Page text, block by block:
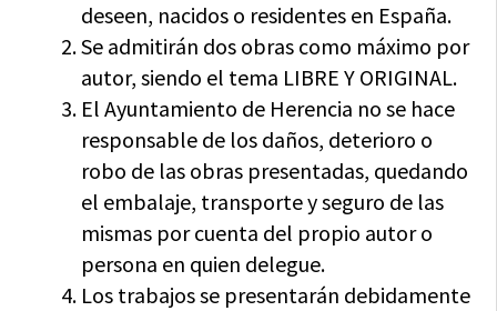
deseen, nacidos o residentes en España.
Se admitirán dos obras como máximo por
autor, siendo el tema LIBRE Y ORIGINAL.
El Ayuntamiento de Herencia no se hace
responsable de los daños, deterioro o
robo de las obras presentadas, quedando
el embalaje, transporte y seguro de las
mismas por cuenta del propio autor o
persona en quien delegue.
Los trabajos se presentarán debidamente